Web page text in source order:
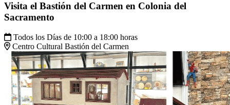
Visita el Bastión del Carmen en Colonia del
Sacramento
Todos los Días de 10:00 a 18:00 horas
Centro Cultural Bastión del Carmen